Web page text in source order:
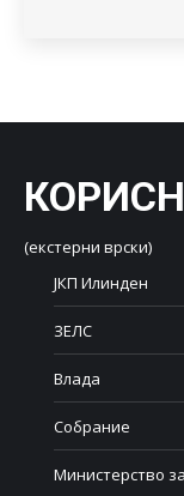
(екстерни врски)
ЈКП Илинден
ЗЕЛС
Влада
Собрание
Министерство